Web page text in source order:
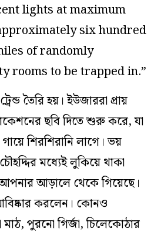
lights at maximum
six hundred
of randomly
rooms to be trapped in.”
তৈরি হয়। ইউজাররা প্রায়
ছবি দিতে শুরু করে, যা
শিরশিরানি লাগে। ভয়
মধ্যেই লুকিয়ে থাকা
আড়ালে থেকে গিয়েছে।
করলেন। কোনও
মাঠ, পুরনো গির্জা, চিলেকোঠার